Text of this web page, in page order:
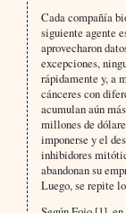
Cada compañía
siguiente agente
aprovecharon
excepciones,
rápidamente y, a
cánceres con
acumulan aún
millones de
imponerse y el
inhibidores
abandonan su
Luego, se repite